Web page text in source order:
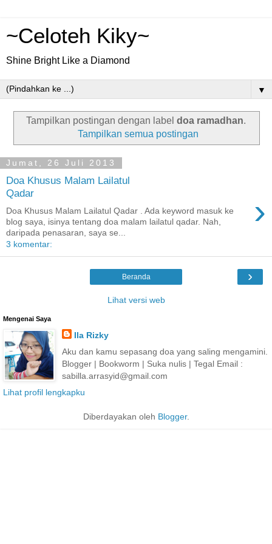
~Celoteh Kiky~
Shine Bright Like a Diamond
▼
Tampilkan postingan dengan label doa ramadhan.
Tampilkan semua postingan
Jumat, 26 Juli 2013
Doa Khusus Malam Lailatul
Qadar
›
Doa Khusus Malam Lailatul Qadar . Ada keyword masuk ke
blog saya, isinya tentang doa malam lailatul qadar. Nah,
daripada penasaran, saya se...
3 komentar:
›
Beranda
Lihat versi web
Mengenai Saya
Ila Rizky
Aku dan kamu sepasang doa yang saling mengamini.
Blogger | Bookworm | Suka nulis | Tegal Email :
sabilla.arrasyid@gmail.com
Lihat profil lengkapku
Diberdayakan oleh Blogger.